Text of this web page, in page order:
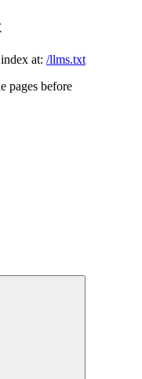
at: /llms.txt
pages before